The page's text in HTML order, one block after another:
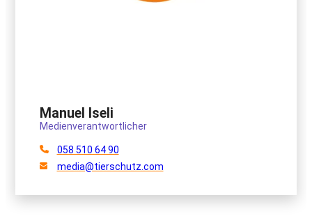
Manuel Iseli
Medienverantwortlicher
058 510 64 90
media@tierschutz.com